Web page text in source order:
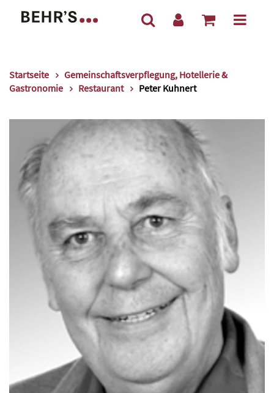
Startseite
Gemeinschaftsverpflegung, Hotellerie &
Gastronomie
Restaurant Peter Kuhnert